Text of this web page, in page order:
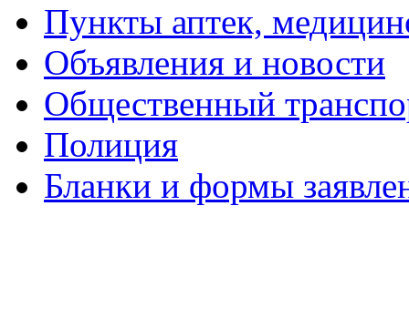
Пункты аптек,
Объявления и новости
Общественный
Полиция
Бланки и формы